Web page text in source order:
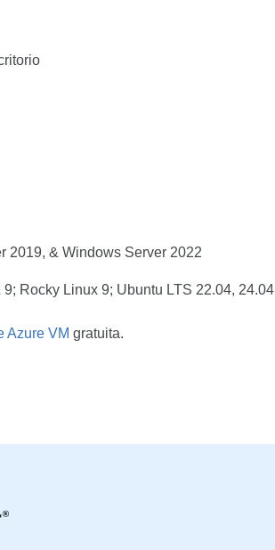
2019, & Windows Server 2022
Rocky Linux 9; Ubuntu LTS 22.04, 24.04
Azure VM gratuita.